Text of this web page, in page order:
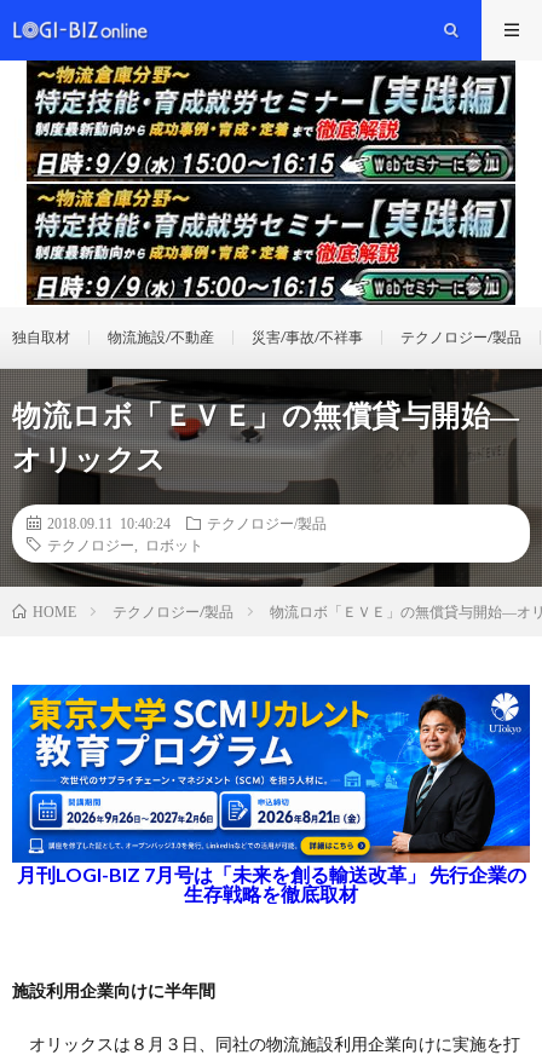
独自取材 物流施設/不動産 災害/事故/不祥事 テクノロジー/製品
物流ロボ「ＥＶＥ」の無償貸与開始―
オリックス
2018.09.11 10:40:24
テクノロジー/製品
テクノロジー
ロボット
HOME テクノロジー/製品 物流ロボ「ＥＶＥ」の無償貸与開始―オ
月刊LOGI-BIZ 7月号は「未来を創る輸送改革」 先行企業の
生存戦略を徹底取材
施設利用企業向けに半年間
オリックスは８月３日、同社の物流施設利用企業向けに実施を打